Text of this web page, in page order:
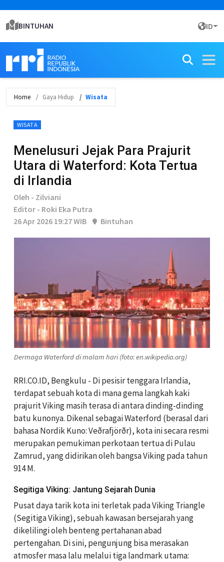
BINTUHAN ID
Home Gaya Hidup Wisata
WISATA
Menelusuri Jejak Para Prajurit
Utara di Waterford: Kota Tertua
di Irlandia
Oleh - Zilviani
Editor - Roki Eka Putra
26 Apr 2026 19:27 WIB
Bintuhan
Dermaga Waterford di malam hari (foto: en.wikipedia.org)
RRI.CO.ID, Bengkulu - Di pesisir tenggara Irlandia,
terdapat sebuah kota di mana gema langkah kaki
prajurit Viking masih terasa di antara dinding-dinding
batu kunonya. Dikenal sebagaiWaterford (berasal dari
bahasa Nordik Kuno:Veðrafjörðr), kota ini secara resmi
merupakan pemukiman perkotaan tertua di Pulau
Zamrud, yang didirikan oleh bangsa Viking pada tahun
914 M.
Segitiga Viking: Jantung Sejarah Dunia
Pusat daya tarik kota ini terletak padaViking Triangle
(Segitiga Viking), sebuah kawasan bersejarah yang
dikelilingi oleh benteng pertahanan abad
pertengahan. Di sini, pengunjung bisa merasakan
atmosfer masa lalu melalui tiga landmark utama: